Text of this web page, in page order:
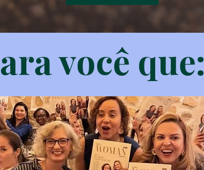
você que: